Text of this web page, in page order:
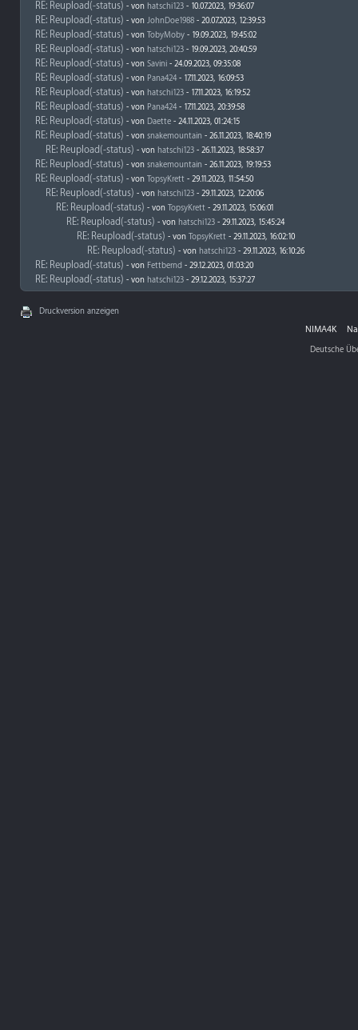
RE: Reupload(-status) - von hatschi123 - 10.07.2023, 19:36:07
RE: Reupload(-status) - von JohnDoe1988 - 20.07.2023, 12:39:53
RE: Reupload(-status) - von TobyMoby - 19.09.2023, 19:45:02
RE: Reupload(-status) - von hatschi123 - 19.09.2023, 20:40:59
RE: Reupload(-status) - von Savini - 24.09.2023, 09:35:08
RE: Reupload(-status) - von Pana424 - 17.11.2023, 16:09:53
RE: Reupload(-status) - von hatschi123 - 17.11.2023, 16:19:52
RE: Reupload(-status) - von Pana424 - 17.11.2023, 20:39:58
RE: Reupload(-status) - von Daette - 24.11.2023, 01:24:15
RE: Reupload(-status) - von snakemountain - 26.11.2023, 18:40:19
RE: Reupload(-status) - von hatschi123 - 26.11.2023, 18:58:37
RE: Reupload(-status) - von snakemountain - 26.11.2023, 19:19:53
RE: Reupload(-status) - von TopsyKrett - 29.11.2023, 11:54:50
RE: Reupload(-status) - von hatschi123 - 29.11.2023, 12:20:06
RE: Reupload(-status) - von TopsyKrett - 29.11.2023, 15:06:01
RE: Reupload(-status) - von hatschi123 - 29.11.2023, 15:45:24
RE: Reupload(-status) - von TopsyKrett - 29.11.2023, 16:02:10
RE: Reupload(-status) - von hatschi123 - 29.11.2023, 16:10:26
RE: Reupload(-status) - von Fettbernd - 29.12.2023, 01:03:20
RE: Reupload(-status) - von hatschi123 - 29.12.2023, 15:37:27
Druckversion anzeigen
NIMA4K
Deutsche